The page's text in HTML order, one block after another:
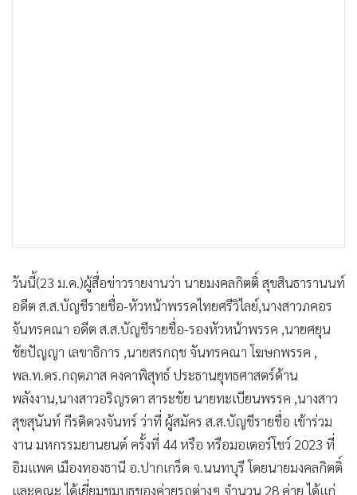
• กองทุนรวม
• Celeb Online
• Factcheck
• ญี่ปุ่น
• News1
• Gotomanager
วันนี้(23 ม.ค.)ผู้สื่อข่าวรายงานว่า นายมงคลกิตติ์ สุขสินธารานนท์
อดีต ส.ส.บัญชีรายชื่อ-หัวหน้าพรรคไทยศรีวิไลย์,นางสาวภคอร
จันทรคณา อดีต ส.ส.บัญชีรายชื่อ-รองหัวหน้าพรรค ,นายศยุน
ชัยปัญญา เลขาธิการ ,นายสรกฤช จันทรคณา โฆษกพรรค ,
พล.ท.ดร.กฤตภาส คงคาพิสุทธ์ ประธานยุทธศาสตร์ด้าน
พลังงาน,นางสาวอริญรดา สาระชัย นายทะเบียนพรรค ,นางสาว
สุขสุนันท์ กีรติดวงจันทร์ ว่าที่ ผู้สมัคร ส.ส.บัญชีรายชื่อ เข้าร่วม
งาน มหกรรมยานยนต์ ครั้งที่ 44 หรือ หรือมอเตอร์โชว์ 2023 ที่
อิมแพค เมืองทองธานี อ.ปากเกร็ด จ.นนทบุรี โดยนายมงคลกิตติ์
และคณะ ได้เยี่ยมชมบูธของค่ายรถต่างๆ จำนวน 28 ค่าย ได้แก่